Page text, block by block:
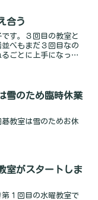
、気の抜けない緊張
Read more...
合う
す。３回目の教室と
べもまだ３回目なの
ごとに上手になって
らえたらRead more...
雪のため臨時休業
教室は雪のためお休
室がスタートしま
１回目の水曜教室で